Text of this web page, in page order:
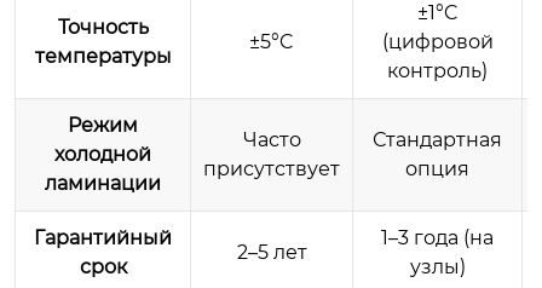
Точность
температуры
±5°C
±1°C
(цифровой
контроль)
Режим
холодной
ламинации
Часто
присутствует
Стандартная
опция
Гарантийный
срок
2–5 лет
1–3 года (на
узлы)